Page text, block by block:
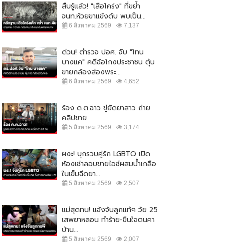
สืบรู้แล้ว! "เสือโคร่ง" ที่ขย้ำ
จนท.ห้วยขาแข้งดับ พบเป็น...
6 สิงหาคม 2569 7,137
ด่วน! ตำรวจ ปอศ. จับ "โทน
บางแค" คดีฉ้อโกงประชาชน ตุ๋น
ขายกล้องส่องพระ...
6 สิงหาคม 2569 4,652
ร้อง ด.ต.ฉาว ขู่ยัดยาสาว ถ่าย
คลิปขาย
5 สิงหาคม 2569 3,174
ผงะ! บุกรวบคู่รัก LGBTQ เปิด
ห้องเช่าลอบขายไอซ์ผสมน้ำเกลือ
ในเข็มฉีดยา...
5 สิงหาคม 2569 2,507
แม่สุดทน! แจ้งจับลูกแท้ๆ วัย 25
เสพยาหลอน ทำร้าย-ขืนใจตนคา
บ้าน...
5 สิงหาคม 2569 2,007